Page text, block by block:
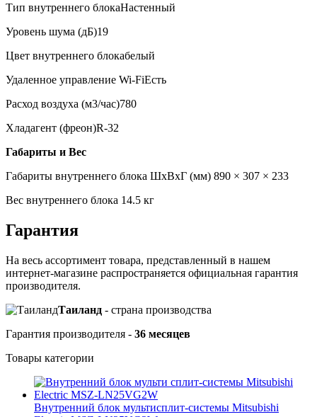
Тип внутреннего блокаНастенный
Уровень шума (дБ)19
Цвет внутреннего блокабелый
Удаленное управление Wi-FiЕсть
Расход воздуха (м3/час)780
Хладагент (фреон)R-32
Габариты и Вес
Габариты внутреннего блока ШхВхГ (мм) 890 × 307 × 233
Вес внутреннего блока 14.5 кг
Гарантия
На весь ассортимент товара, представленный в нашем
интернет-магазине распространяется официальная гарантия
производителя.
Таиланд - cтрана производства
Гарантия производителя - 36 месяцев
Товары категории
Внутренний блок мультисплит-системы Mitsubishi